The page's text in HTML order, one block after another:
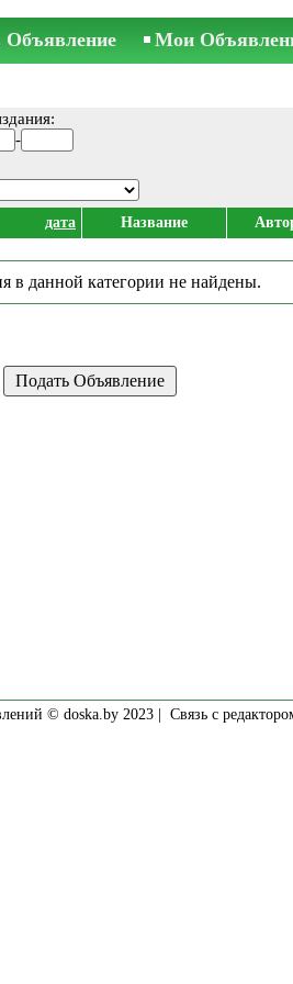
Объявление Мои
-
дата Название
в данной категории не найдены.
© doska.by 2023 | Связь с